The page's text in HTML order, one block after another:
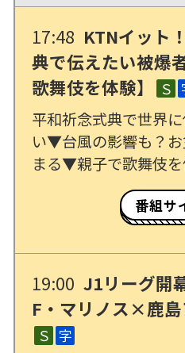
17:48 KTNイット
典で伝えたい被爆
歌舞伎を体験】
Ｓ
平和祈念式典で世界
い▼台風の影響も？
まる▼親子で歌舞伎
番組サ
19:00 J1リーグ開
F・マリノス×鹿島
Ｓ 字